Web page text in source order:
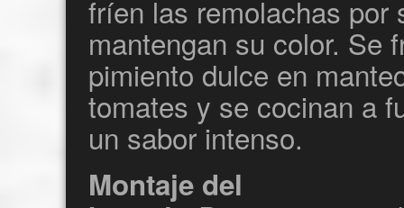
fríen las remolachas por
mantengan su color. Se
pimiento dulce en
tomates y se cocinan a
un sabor intenso.
Montaje del